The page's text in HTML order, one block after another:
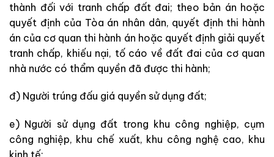
thành đối với tranh chấp đất đai; theo bản án hoặc
quyết định của Tòa án nhân dân, quyết định thi hành
án của cơ quan thi hành án hoặc quyết định giải quyết
tranh chấp, khiếu nại, tố cáo về đất đai của cơ quan
nhà nước có thẩm quyền đã được thi hành;
đ) Người trúng đấu giá quyền sử dụng đất;
e) Người sử dụng đất trong khu công nghiệp, cụm
công nghiệp, khu chế xuất, khu công nghệ cao, khu